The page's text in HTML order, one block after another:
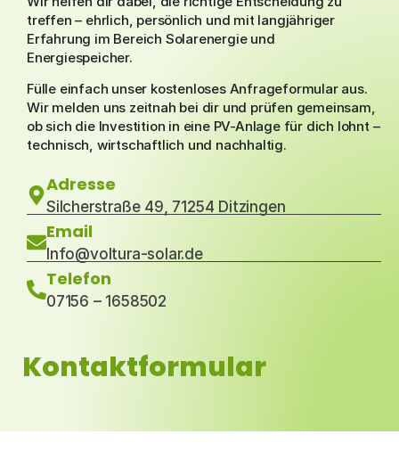
treffen – ehrlich, persönlich und mit langjähriger
Erfahrung im Bereich Solarenergie und
Energiespeicher.
Fülle einfach unser kostenloses Anfrageformular aus.
Wir melden uns zeitnah bei dir und prüfen gemeinsam,
ob sich die Investition in eine PV-Anlage für dich lohnt –
technisch, wirtschaftlich und nachhaltig.
Adresse
Silcherstraße 49, 71254 Ditzingen
Email
Info@voltura-solar.de
Telefon
07156 – 1658502
Kontaktformular